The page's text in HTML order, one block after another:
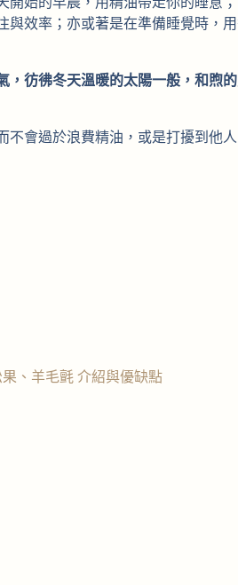
效率；亦或著是在準備睡覺時，
，彷彿冬天溫暖的太陽一般，和煦
會過於浪費精油，或是打擾到他
、羊毛氈 介紹與優缺點